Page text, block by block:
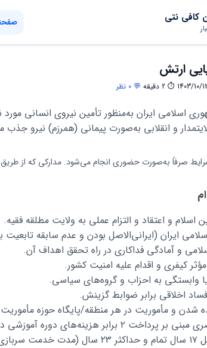
کافی نتی
ارتش
⏱ 2 دقیقه 💬 0 نظر
اسلامی ایران به‌منظور تأمین نیروی انسانی مورد
و انقلابی به‌صورت پیمانی (همرزم) نیرو جذب
صرفاً به‌صورت حضوری انجام می‌شود. مدارکی که از
اسلام و اعتقاد و التزام عملی به ولایت مطلقه فقیه.
ایران (ایرانی‌الاصل بودن و عدم سابقه تابعیت
و آمادگی فداکاری در راه تحقق اهداف آن.
کیفری و اقدام علیه امنیت کشور.
وابستگی به احزاب و گروه‌های سیاسی.
اخلاقی برابر ضوابط گزینش.
شدن و مأموریت در هر منطقه/پایگاه حوزه
دوره آموزشی در صورت استعفا یا اخراج.
حداقل ۱۷ سال تمام و حداکثر ۲۳